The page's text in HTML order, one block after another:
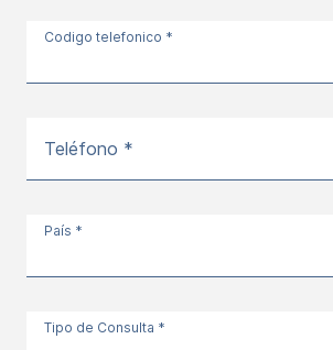
Codigo telefonico *
Teléfono *
País *
Tipo de Consulta *